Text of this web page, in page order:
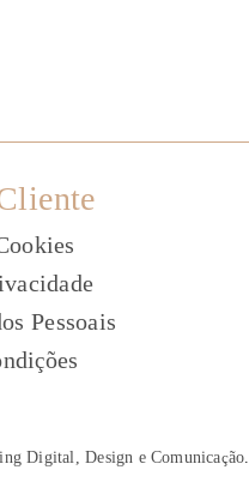
Pessoais
ções
Digital, Design e Comunicação.